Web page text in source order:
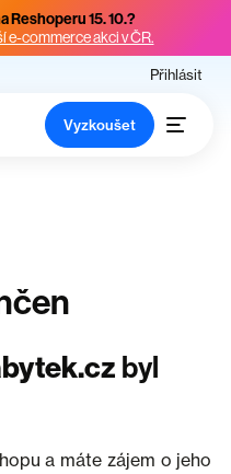
Reshoperu 15. 10.?
e-commerce akci v ČR.
Přihlásit
Vyzkoušet
byl
a máte zájem o jeho